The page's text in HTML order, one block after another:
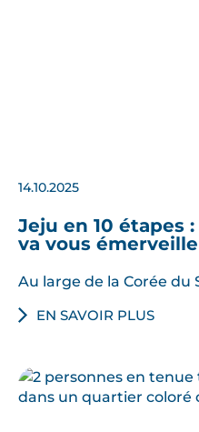
14.10.2025
Jeju en 10 étapes
va vous
Au large de la Corée du
EN SAVOIR PLUS